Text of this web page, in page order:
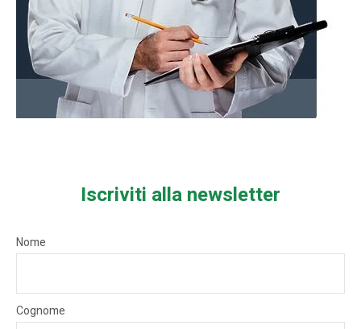
Iscriviti alla newsletter
Nome
Cognome